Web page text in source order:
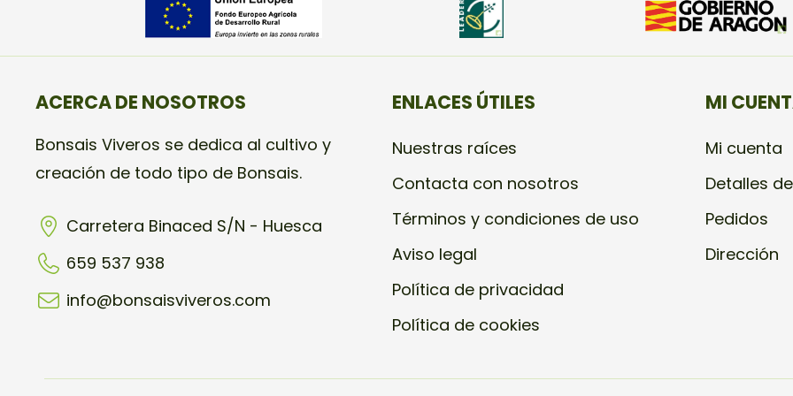
ACERCA DE NOSOTROS
Bonsais Viveros se dedica al cultivo y
creación de todo tipo de Bonsais.
Carretera Binaced S/N - Huesca
659 537 938
info@bonsaisviveros.com
ENLACES ÚTILES
Nuestras raíces
Contacta con nosotros
Términos y condiciones de uso
Aviso legal
Política de privacidad
Política de cookies
MI
Mi cuenta
Detalles
Pedidos
Dirección